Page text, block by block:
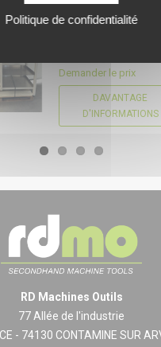
Politique de confidentialité
Demander le prix
DAVANTAGE
D'INFORMATIONS
RD Machines Outils
77 Allée de l'industrie
- 74130 CONTAMINE SUR